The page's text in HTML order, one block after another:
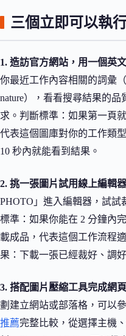
三個立即可以執
1. 造訪官方網站，用一個英
你最近工作內容相關的詞彙（
nature），看看搜尋結果的
求。判斷標準：如果第一頁
代表這個圖庫對你的工作類
10 秒內就能看到結果。
2. 挑一張圖片試用線上編輯器
PHOTO」進入編輯器，試
標準：如果你能在 2 分鐘內
載成品，代表這個工作流程
果：下載一張已經裁好、調
3. 搭配圖片壓縮工具完成網
劃建立網站或部落格，可以
推薦完整比較，從選擇主機